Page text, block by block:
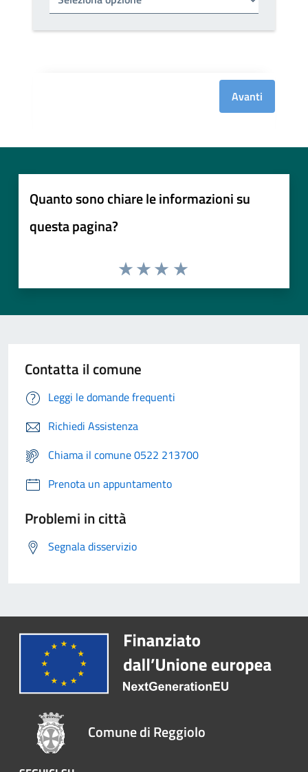
Avanti
Quanto sono chiare le informazioni su
questa pagina?
Contatta il comune
Leggi le domande frequenti
Richiedi Assistenza
Chiama il comune 0522 213700
Prenota un appuntamento
Problemi in città
Segnala disservizio
Comune di Reggiolo